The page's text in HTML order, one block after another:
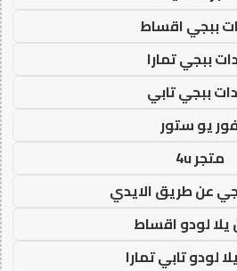
ببجي اقساط
ببجي تمارا
ببجي تابي
فور يو ستور
متجر 4u
عن طريق الايدي
لودو اقساط
لودو تابي تمارا